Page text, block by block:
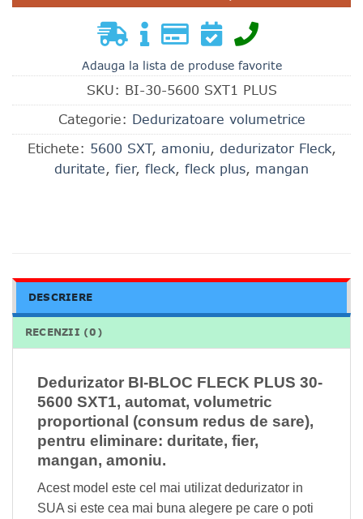
Adauga la lista de produse favorite
SKU: BI-30-5600 SXT1 PLUS
Categorie: Dedurizatoare volumetrice
Etichete: 5600 SXT, amoniu, dedurizator Fleck,
duritate, fier, fleck, fleck plus, mangan
DESCRIERE
RECENZII (0)
Dedurizator BI-BLOC FLECK PLUS 30-
5600 SXT1, automat, volumetric
proportional (consum redus de sare),
pentru eliminare: duritate, fier,
mangan, amoniu.
Acest model este cel mai utilizat dedurizator in
SUA si este cea mai buna alegere pe care o poti